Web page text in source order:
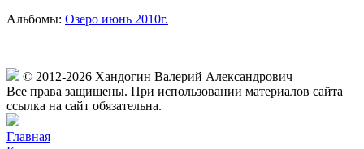
Альбомы: Озеро июнь 2010г.
© 2012-2026 Хандогин Валерий Александрович
Все права защищены. При использовании материалов cайта
ссылка на сайт обязательна.
Главная